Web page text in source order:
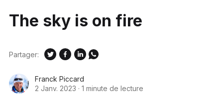
The sky is on fire
Franck Piccard
2 Janv. 2023 · 1 minute de lecture
Partager: